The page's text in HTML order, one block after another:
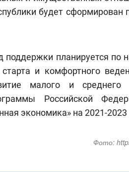
будет
поддержки планируется по
и комфортного
малого и среднего
Российской
экономика» на 2021-
Фото: